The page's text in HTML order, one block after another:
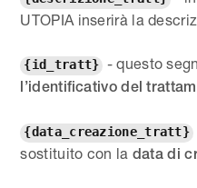
UTOPIA inserirà la
{id_tratt} - questo
l’identificativo del
{data_creazione_tratt}
sostituito con la data di